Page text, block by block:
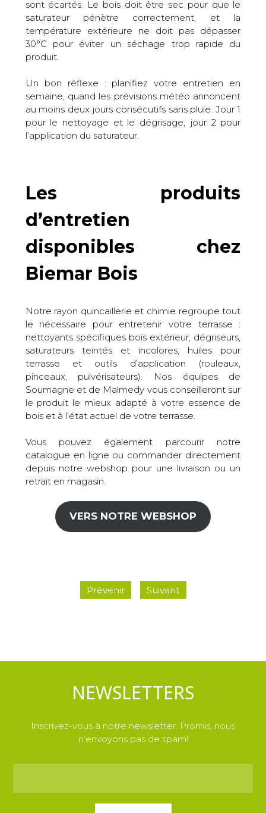
sont écartés. Le bois doit être sec pour que le
saturateur pénètre correctement, et la
température extérieure ne doit pas dépasser
30°C pour éviter un séchage trop rapide du
produit.
Un bon réflexe : planifiez votre entretien en
semaine, quand les prévisions météo annoncent
au moins deux jours consécutifs sans pluie. Jour 1
pour le nettoyage et le dégrisage, jour 2 pour
l’application du saturateur.
Les produits
d’entretien
disponibles chez
Biemar Bois
Notre rayon quincaillerie et chimie regroupe tout
le nécessaire pour entretenir votre terrasse :
nettoyants spécifiques bois extérieur, dégriseurs,
saturateurs teintés et incolores, huiles pour
terrasse et outils d’application (rouleaux,
pinceaux, pulvérisateurs). Nos équipes de
Soumagne et de Malmedy vous conseilleront sur
le produit le mieux adapté à votre essence de
bois et à l’état actuel de votre terrasse.
Vous pouvez également parcourir notre
catalogue en ligne ou commander directement
depuis notre webshop pour une livraison ou un
retrait en magasin.
VERS NOTRE WEBSHOP
Prévenir Suivant
NEWSLETTERS
Inscrivez-vous à notre newsletter. Promis, nous
n’envoyons pas de spam!